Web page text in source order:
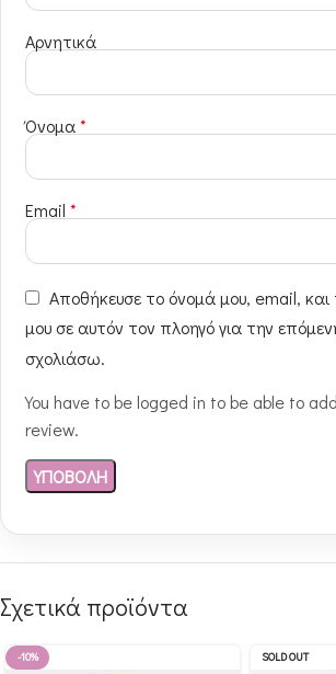
Αρνητικά
Όνομα*
Email *
Αποθήκευσε το όνομά μου, email, και
μου σε αυτόν τον πλοηγό για την
σχολιάσω.
You have to be logged in to be able to
review.
Σχετικά προϊόντα
-10% SOLD OUT